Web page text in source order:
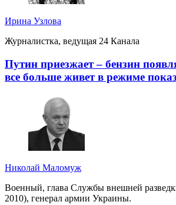
Ирина Узлова
Журналистка, ведущая 24 Канала
Путин приезжает – бензин
все больше живет в режиме
Николай Маломуж
Военный, глава Службы внешней
2010), генерал армии Украины.